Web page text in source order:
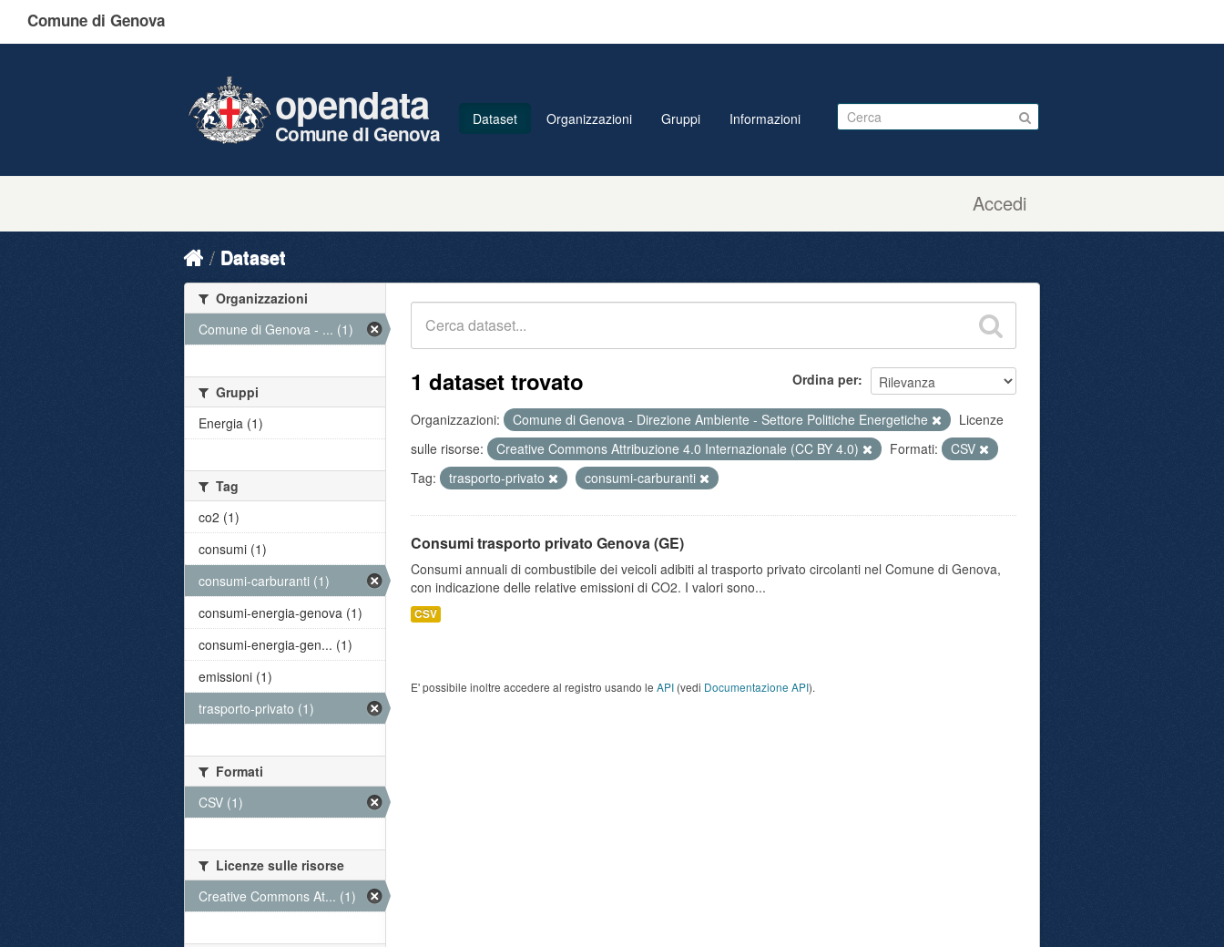
Comune di Genova
Accedi
opendata
Comune di Genova
Dataset Organizzazioni Gruppi Informazioni
Dataset
Ordina per
1 dataset trovato
Organizzazioni: Comune di Genova - Direzione Ambiente - Settore Politiche Energetiche
Licenze
sulle risorse:
Creative Commons Attribuzione 4.0 Internazionale (CC BY 4.0) Formati:
CSV
Tag:
trasporto-privato consumi-carburanti
Consumi trasporto privato Genova (GE)
Consumi annuali di combustibile dei veicoli adibiti al trasporto privato circolanti nel Comune di Genova,
con indicazione delle relative emissioni di CO2. I valori sono...
CSV
E' possibile inoltre accedere al registro usando le API (vedi Documentazione API).
Organizzazioni
Comune di Genova - ... (1)
Gruppi
Energia (1)
Tag
co2 (1)
consumi (1)
consumi-carburanti (1)
consumi-energia-genova (1)
consumi-energia-gen... (1)
emissioni (1)
trasporto-privato (1)
Formati
CSV (1)
Licenze sulle risorse
Creative Commons At... (1)